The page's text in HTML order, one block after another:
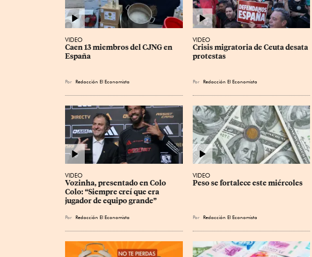
VIDEO
Caen 13 miembros del CJNG en
España
Por Redacción El Economista
VIDEO
Crisis migratoria de Ceuta desata
protestas
Por Redacción El Economista
VIDEO
Vozinha, presentado en Colo
Colo: “Siempre creí que era
jugador de equipo grande”
Por Redacción El Economista
VIDEO
Peso se fortalece este miércoles
Por Redacción El Economista